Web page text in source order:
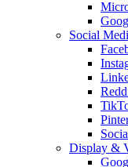
Social
Display &